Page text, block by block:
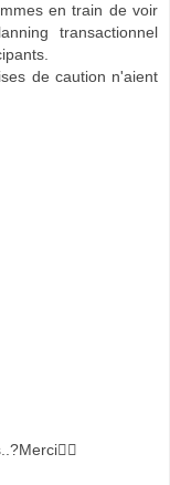
en train de voir
transactionnel
de caution n'aient